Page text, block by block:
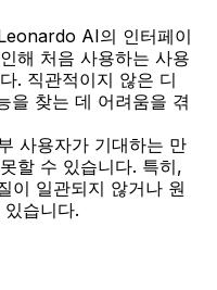
AI의 인터페이
해 처음 사용하는 사용
. 직관적이지 않은 디
을 찾는 데 어려움을 겪
사용자가 기대하는 만
할 수 있습니다. 특히,
이 일관되지 않거나 원
습니다.